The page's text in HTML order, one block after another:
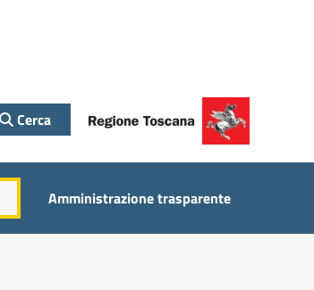
Cerca
Amministrazione trasparente